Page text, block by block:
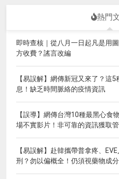
熱門
即時查核｜從八月一日起凡是用
方收費？謠言改編
【易誤解】網傳新冠又來了？這
息！缺乏時間脈絡的疫情資訊
【誤導】網傳台灣10種最黑心食
場不實影片！非可靠的資訊獲取
【易誤解】赴韓攜帶普拿疼、
刑？勿以偏概全！仍須視藥物成